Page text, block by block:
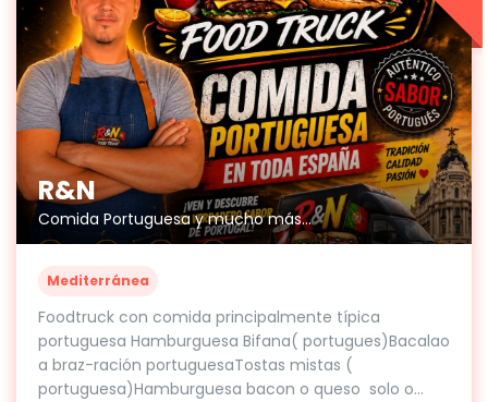
R&N
Comida Portuguesa y mucho más...
Mediterránea
Foodtruck con comida principalmente típica
portuguesa Hamburguesa Bifana( portugues)Bacalao
a braz-ración portuguesaTostas mistas (
portuguesa)Hamburguesa bacon o queso solo o...